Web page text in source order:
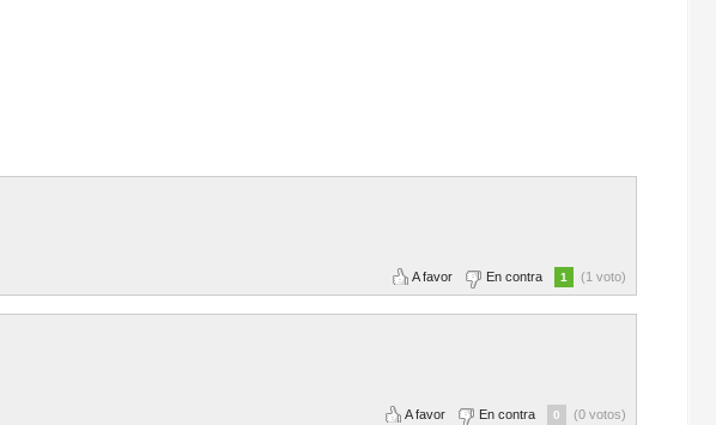
A favor En contra 1 (1 voto)
A favor En contra 0 (0 votos)